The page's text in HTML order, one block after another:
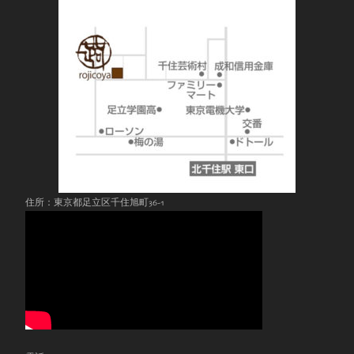
住所：東京都足立区千住旭町36-1